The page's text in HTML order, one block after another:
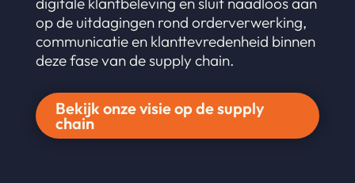
op de uitdagingen rond orderverwerking,
communicatie en klanttevredenheid binnen
deze fase van de supply chain.
Bekijk onze visie op de supply
chain